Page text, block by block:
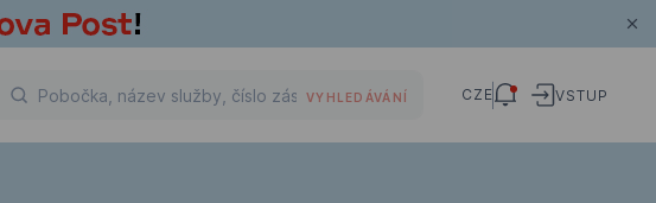
VYHLEDÁVÁNÍ CZE VSTUP